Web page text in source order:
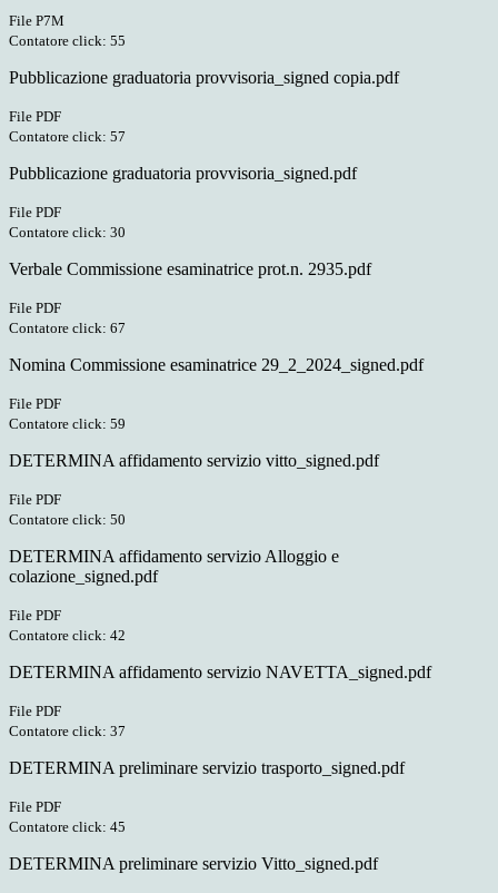
File P7M
Contatore click: 55
Pubblicazione graduatoria provvisoria_signed copia.pdf
File PDF
Contatore click: 57
Pubblicazione graduatoria provvisoria_signed.pdf
File PDF
Contatore click: 30
Verbale Commissione esaminatrice prot.n. 2935.pdf
File PDF
Contatore click: 67
Nomina Commissione esaminatrice 29_2_2024_signed.pdf
File PDF
Contatore click: 59
DETERMINA affidamento servizio vitto_signed.pdf
File PDF
Contatore click: 50
DETERMINA affidamento servizio Alloggio e
colazione_signed.pdf
File PDF
Contatore click: 42
DETERMINA affidamento servizio NAVETTA_signed.pdf
File PDF
Contatore click: 37
DETERMINA preliminare servizio trasporto_signed.pdf
File PDF
Contatore click: 45
DETERMINA preliminare servizio Vitto_signed.pdf